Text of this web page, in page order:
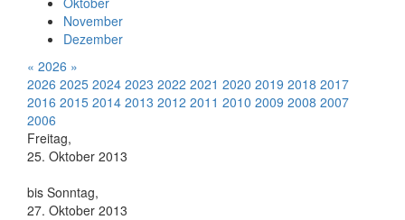
November
Dezember
« 2026 »
2026 2025 2024 2023 2022 2021 2020 2019 2018 2017
2016 2015 2014 2013 2012 2011 2010 2009 2008 2007
2006
Freitag,
25. Oktober 2013
bis Sonntag,
27. Oktober 2013